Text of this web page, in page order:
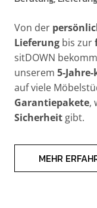
Von der
Lieferung bis zur
sitDOWN
unserem 5-
auf viele
Garantiepakete,
Sicherheit gibt.
MEHR